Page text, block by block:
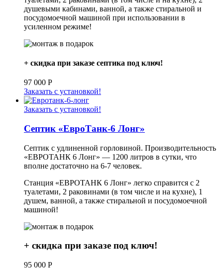
душевыми кабинами, ванной, а также стиральной и
посудомоечной машиной при использовании в
усиленном режиме!
+ скидка при заказе септика под ключ!
97 000 Р
Заказать с установкой!
Заказать с установкой!
Септик «ЕвроТанк-6 Лонг»
Септик с удлиненной горловиной. Производительность
«ЕВРОТАНК 6 Лонг» — 1200 литров в сутки, что
вполне достаточно на 6-7 человек.
Станция «ЕВРОТАНК 6 Лонг» легко справится с 2
туалетами, 2 раковинами (в том числе и на кухне), 1
душем, ванной, а также стиральной и посудомоечной
машиной!
+ скидка при заказе под ключ!
95 000 Р